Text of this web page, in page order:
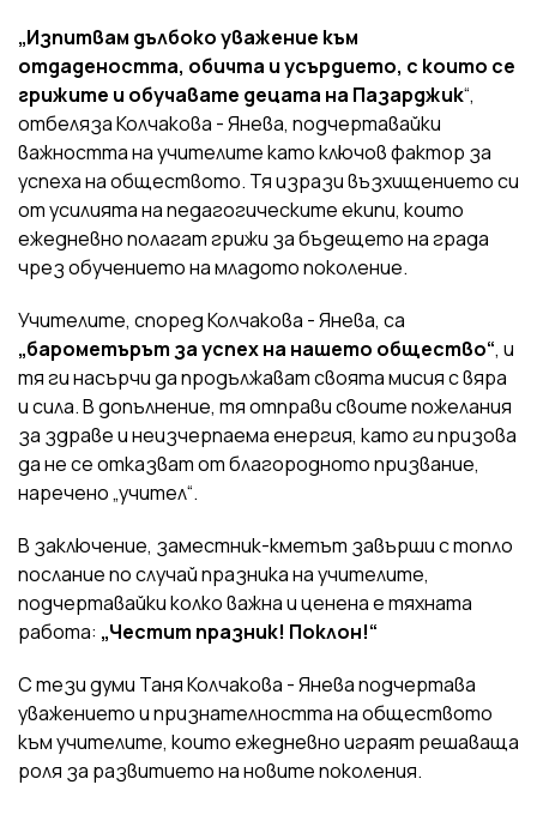
„Изпитвам дълбоко уважение към
отдадеността, обичта и усърдието, с които се
грижите и обучавате децата на Пазарджик“,
отбеляза Колчакова - Янева, подчертавайки
важността на учителите като ключов фактор за
успеха на обществото. Тя изрази възхищението си
от усилията на педагогическите екипи, които
ежедневно полагат грижи за бъдещето на града
чрез обучението на младото поколение.
Учителите, според Колчакова - Янева, са
„барометърът за успех на нашето общество“, и
тя ги насърчи да продължават своята мисия с вяра
и сила. В допълнение, тя отправи своите пожелания
за здраве и неизчерпаема енергия, като ги призова
да не се отказват от благородното призвание,
наречено „учител“.
В заключение, заместник-кметът завърши с топло
послание по случай празника на учителите,
подчертавайки колко важна и ценена е тяхната
работа: „Честит празник! Поклон!“
С тези думи Таня Колчакова - Янева подчертава
уважението и признателността на обществото
към учителите, които ежедневно играят решаваща
роля за развитието на новите поколения.